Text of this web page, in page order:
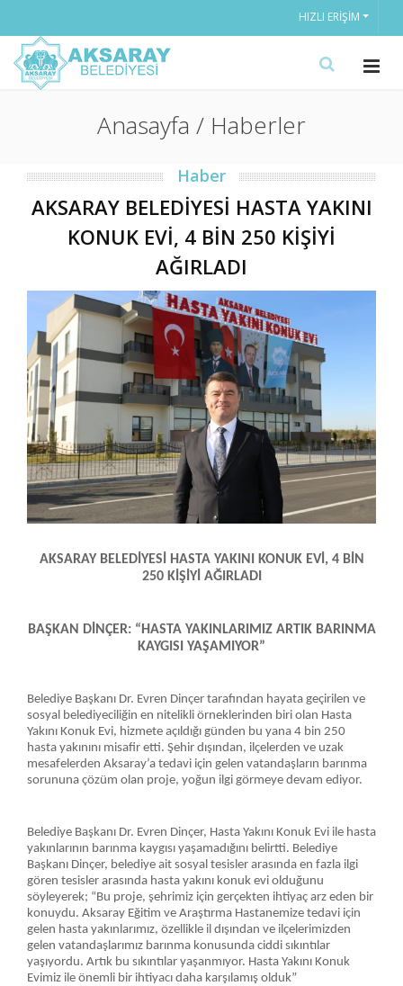
HIZLI ERIŞIM
Anasayfa / Haberler
Haber
AKSARAY BELEDİYESİ HASTA YAKINI
KONUK EVİ, 4 BİN 250 KİŞİYİ
AĞIRLADI
AKSARAY BELEDİYESİ HASTA YAKINI KONUK EVİ, 4 BİN
250 KİŞİYİ AĞIRLADI
BAŞKAN DİNÇER: “HASTA YAKINLARIMIZ ARTIK BARINMA
KAYGISI YAŞAMIYOR”
Belediye Başkanı Dr. Evren Dinçer tarafından hayata geçirilen ve
sosyal belediyeciliğin en nitelikli örneklerinden biri olan Hasta
Yakını Konuk Evi, hizmete açıldığı günden bu yana 4 bin 250
hasta yakınını misafir etti. Şehir dışından, ilçelerden ve uzak
mesafelerden Aksaray’a tedavi için gelen vatandaşların barınma
sorununa çözüm olan proje, yoğun ilgi görmeye devam ediyor.
Belediye Başkanı Dr. Evren Dinçer, Hasta Yakını Konuk Evi ile hasta
yakınlarının barınma kaygısı yaşamadığını belirtti. Belediye
Başkanı Dinçer, belediye ait sosyal tesisler arasında en fazla ilgi
gören tesisler arasında hasta yakını konuk evi olduğunu
söyleyerek; “Bu proje, şehrimiz için gerçekten ihtiyaç arz eden bir
konuydu. Aksaray Eğitim ve Araştırma Hastanemize tedavi için
gelen hasta yakınlarımız, özellikle il dışından ve ilçelerimizden
gelen vatandaşlarımız barınma konusunda ciddi sıkıntılar
yaşıyordu. Artık bu sıkıntılar yaşanmıyor. Hasta Yakını Konuk
Evimiz ile önemli bir ihtiyacı daha karşılamış olduk”